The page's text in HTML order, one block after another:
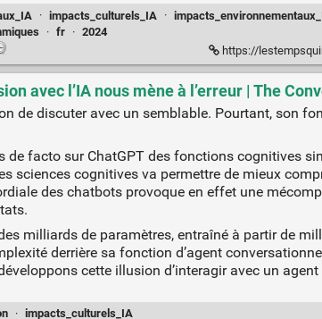
· impacts_culturels_IA ·
· fr · 2024
https://lestempsquirestent.org/fr/numeros/
avec l’IA nous mène à l’erreur | The
de discuter avec un semblable. Pourtant, son
facto sur ChatGPT des fonctions cognitives
sciences cognitives va permettre de mieux
des chatbots provoque en effet une
milliards de paramètres, entraîné à partir de
derrière sa fonction d’agent
cette illusion d’interagir avec un
· impacts_culturels_IA